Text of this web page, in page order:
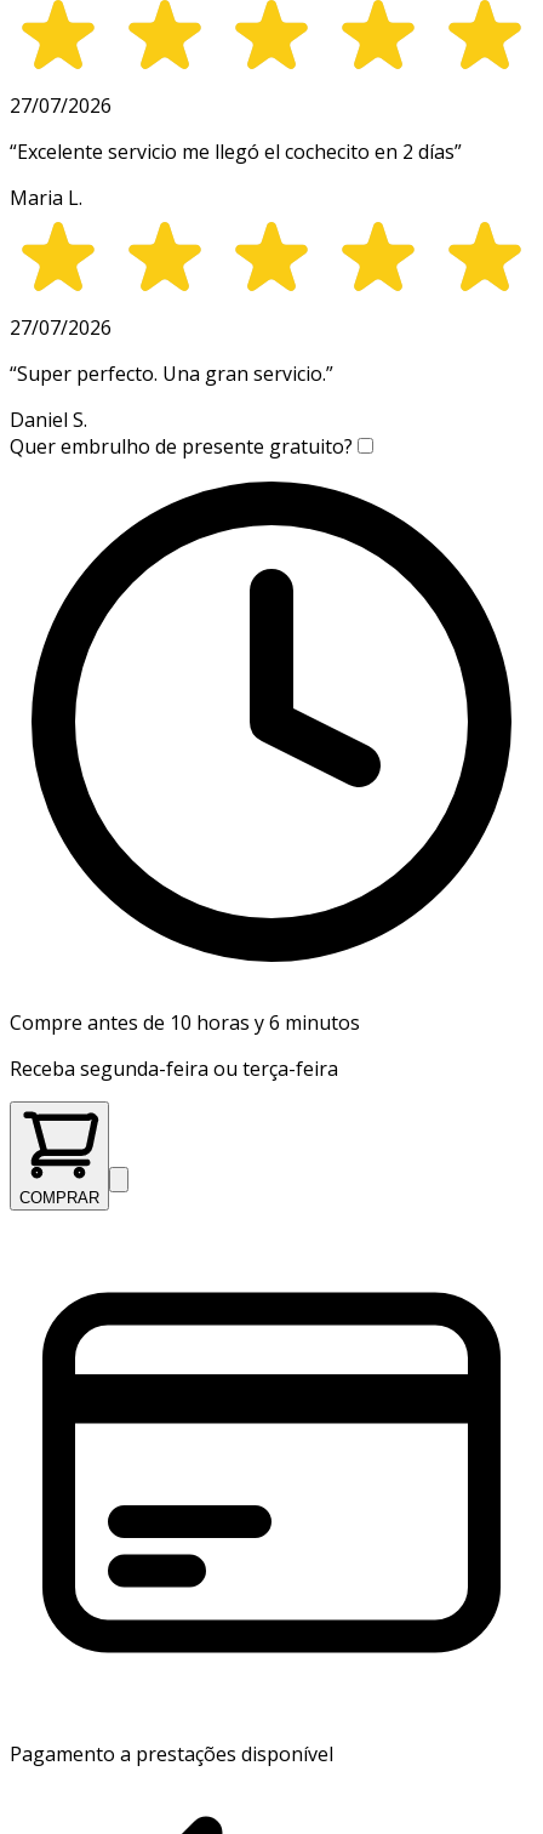
27/07/2026
“Excelente servicio me llegó el cochecito en 2 días”
Maria L.
27/07/2026
“Super perfecto. Una gran servicio.”
Daniel S.
Quer embrulho de presente gratuito?
Compre antes de 10 horas y 6 minutos
Receba segunda-feira ou terça-feira
COMPRAR
Pagamento a prestações disponível